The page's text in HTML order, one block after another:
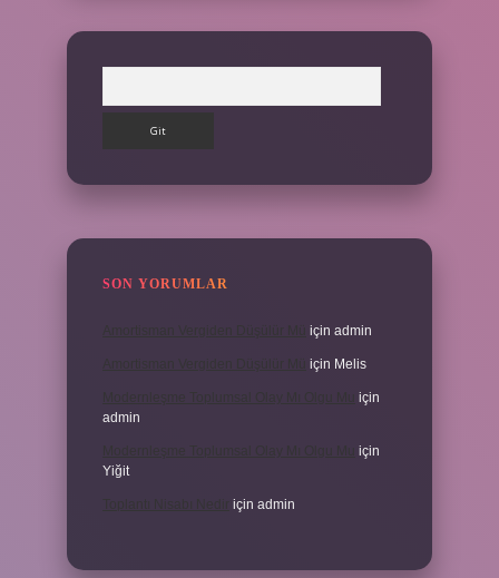
SON YORUMLAR
için admin
için Melis
için
admin
için
Yiğit
için admin